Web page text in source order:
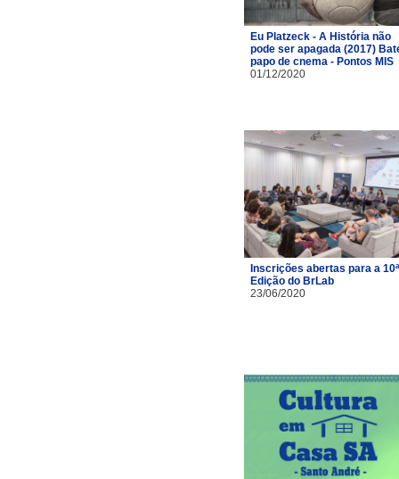
Eu Platzeck - A História não
pode ser apagada (2017)
papo de cnema - Pontos MIS
01/12/2020
Inscrições abertas para a 10ª
Edição do BrLab
23/06/2020